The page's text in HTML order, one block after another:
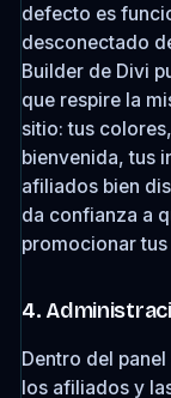
defecto es
desconectado
Builder de Divi
que respire la
sitio: tus
bienvenida, tus
afiliados bien
da confianza a
promocionar
4.
Dentro del
los afiliados y